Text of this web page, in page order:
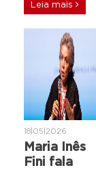
Leia mais
18|05|2026
Maria Inês
Fini fala